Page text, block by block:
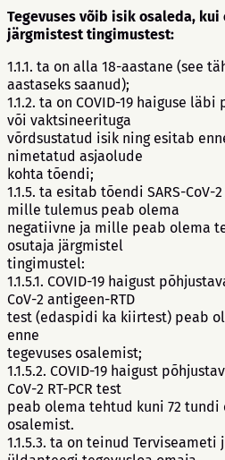
Tegevuses võib isik osaleda,
järgmistest tingimustest:
1.1.1. ta on alla 18-aastane (see
aastaseks saanud);
1.1.2. ta on COVID-19 haiguse
või vaktsineerituga
võrdsustatud isik ning esitab
nimetatud asjaolude
kohta tõendi;
1.1.5. ta esitab tõendi SARS-
mille tulemus peab olema
negatiivne ja mille peab olema
osutaja järgmistel
tingimustel:
1.1.5.1. COVID-19 haigust
CoV-2 antigeen-RTD
test (edaspidi ka kiirtest) peab
enne
tegevuses osalemist;
1.1.5.2. COVID-19 haigust
CoV-2 RT-PCR test
peab olema tehtud kuni 72 tundi
osalemist.
1.1.5.3. ta on teinud